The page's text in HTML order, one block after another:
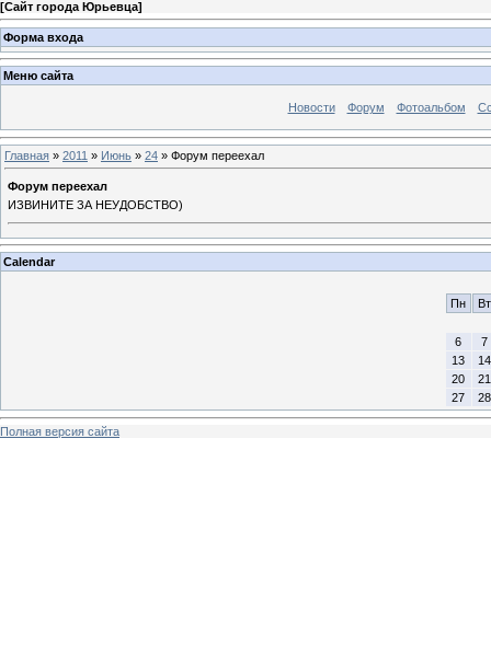
[Сайт города Юрьевца]
Форма входа
Меню сайта
Новости Форум Фотоальбом
Главная » 2011 » Июнь » 24 » Форум переехал
Форум переехал
ИЗВИНИТЕ ЗА НЕУДОБСТВО)
Calendar
Пн Вт
6
7
13
14
20
21
27
28
Полная версия сайта